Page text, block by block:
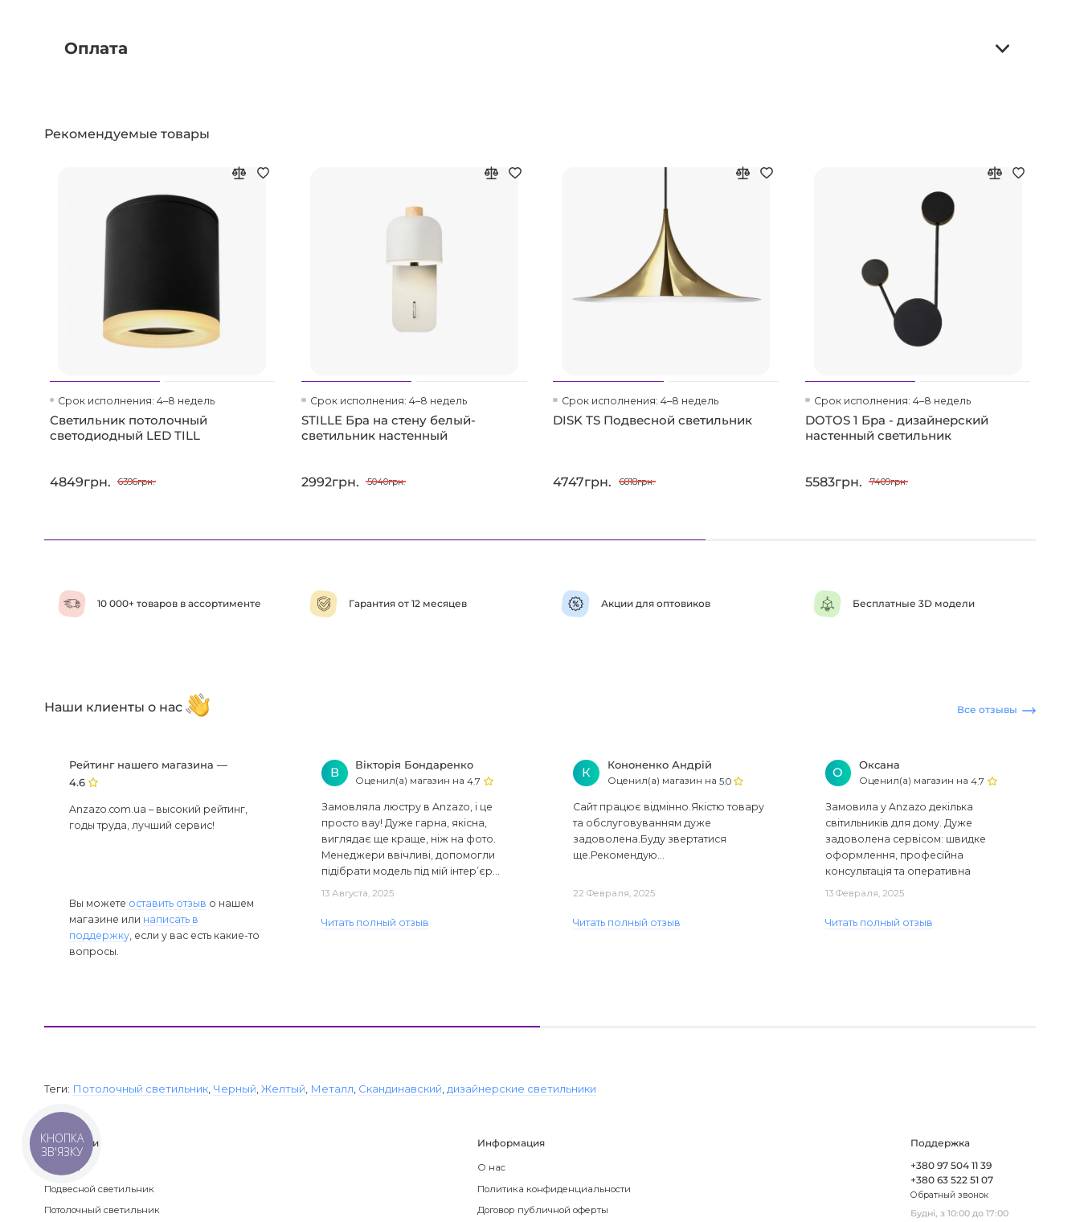
Оплата
Рекомендуемые товары
Срок исполнения: 4–8 недель
Светильник потолочный
светодиодный LED TILL
4849грн. 6396грн.
Срок исполнения: 4–8 недель
STILLE Бра на стену белый-
светильник настенный
2992грн. 5040грн.
Срок исполнения: 4–8 недель
DISK TS Подвесной светильник
4747грн. 6818грн.
Срок исполнения: 4–8 недель
DOTOS 1 Бра - дизайнерский
настенный светильник
5583грн. 7409грн.
10 000+ товаров в ассортименте Гарантия от 12 месяцев Акции для оптовиков Бесплатные 3D модели
Наши клиенты о нас Все отзывы
Рейтинг нашего магазина —
4.6
Anzazo.com.ua – высокий рейтинг,
годы труда, лучший сервис!
Вы можете оставить отзыв о нашем
магазине или написать в
поддержку , если у вас есть какие-то
вопросы.
В
Вікторія Бондаренко
Оценил(а) магазин на4.7
Замовляла люстру в Anzazo, і це
просто вау! Дуже гарна, якісна,
виглядає ще краще, ніж на фото.
Менеджери ввічливі, допомогли
підібрати модель під мій інтер’єр...
13 Августа, 2025
Читать полный отзыв
К
Кононенко Андрій
Оценил(а) магазин на 5.0
Сайт працює відмінно.Якістю товару
та обслуговуванням дуже
задоволена.Буду звертатися
ще.Рекомендую...
22 Февраля, 2025
Читать полный отзыв
О
Оксана
Оценил(а) магазин на4.7
Замовила у Anzazo декілька
світильників для дому. Дуже
задоволена сервісом: швидке
оформлення, професійна
консультація та оперативна
13 Февраля, 2025
Читать полный отзыв
Теги: Потолочный светильник Черный ,Желтый Металл Скандинавский дизайнерские светильники
Категории
Люстра
Подвесной светильник
Потолочный светильник
Информация
О нас
Политика конфиденциальности
Договор публичной оферты
Поддержка
+380 97 504 11 39
+380 63 522 51 07
Обратный звонок
Будні, з 10:00 до 17:00
КНОПКА
ЗВ'ЯЗКУ